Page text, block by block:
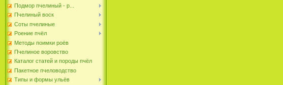
Подмор пчелиный - р...
Пчелиный воск
Соты пчелиные
Роение пчёл
Методы поимки роёв
Пчелиное воровство
Каталог статей и породы пчёл
Пакетное пчеловодство
Типы и формы ульёв